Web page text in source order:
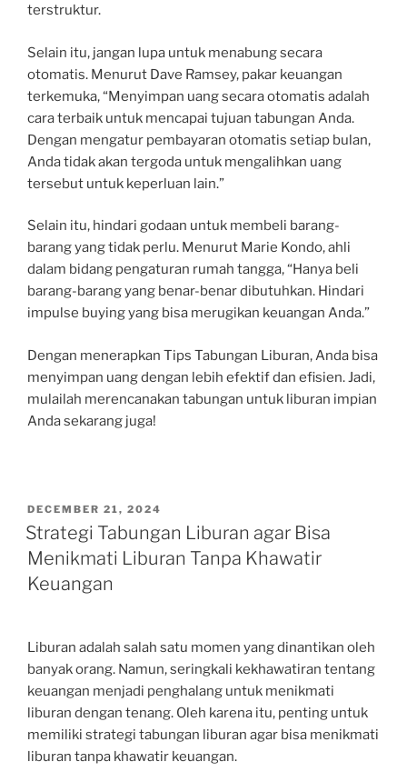
terstruktur.
Selain itu, jangan lupa untuk menabung secara
otomatis. Menurut Dave Ramsey, pakar keuangan
terkemuka, “Menyimpan uang secara otomatis adalah
cara terbaik untuk mencapai tujuan tabungan Anda.
Dengan mengatur pembayaran otomatis setiap bulan,
Anda tidak akan tergoda untuk mengalihkan uang
tersebut untuk keperluan lain.”
Selain itu, hindari godaan untuk membeli barang-
barang yang tidak perlu. Menurut Marie Kondo, ahli
dalam bidang pengaturan rumah tangga, “Hanya beli
barang-barang yang benar-benar dibutuhkan. Hindari
impulse buying yang bisa merugikan keuangan Anda.”
Dengan menerapkan Tips Tabungan Liburan, Anda bisa
menyimpan uang dengan lebih efektif dan efisien. Jadi,
mulailah merencanakan tabungan untuk liburan impian
Anda sekarang juga!
POSTED
ON
DECEMBER 21, 2024
Strategi Tabungan Liburan agar Bisa
Menikmati Liburan Tanpa Khawatir
Keuangan
Liburan adalah salah satu momen yang dinantikan oleh
banyak orang. Namun, seringkali kekhawatiran tentang
keuangan menjadi penghalang untuk menikmati
liburan dengan tenang. Oleh karena itu, penting untuk
memiliki strategi tabungan liburan agar bisa menikmati
liburan tanpa khawatir keuangan.